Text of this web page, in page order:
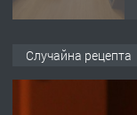
Случайна рецепта